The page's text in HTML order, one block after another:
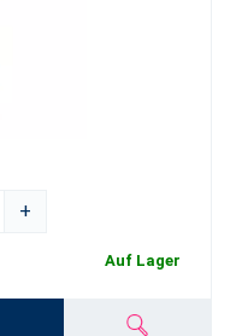
+
Auf Lager